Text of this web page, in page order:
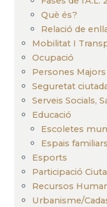
Què és?
Relació de
Mobilitat I
Ocupació
Persones Majors
Seguretat
Serveis Socials,
Educació
Escoletes
Espais familiars
Esports
Participació
Recursos
Urbanisme/